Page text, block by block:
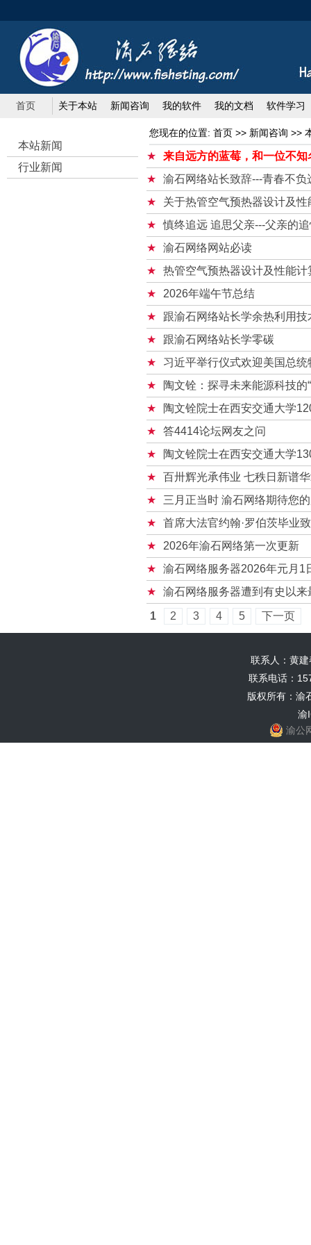
首页 关于本站 新闻咨询 我的软件 我的文档 软件学习
本站新闻
行业新闻
您现在的位置: 首页 >> 新闻咨询 >>
来自远方的蓝莓，和一位不知
渝石网络站长致辞---青春不负
关于热管空气预热器设计及
慎终追远 追思父亲---父亲的
渝石网络网站必读
热管空气预热器设计及性能计
2026年端午节总结
跟渝石网络站长学余热利用技
跟渝石网络站长学零碳
习近平举行仪式欢迎美国总统
陶文铨：探寻未来能源科技的
陶文铨院士在西安交通大学
答4414论坛网友之问
陶文铨院士在西安交通大学
百卅辉光承伟业 七秩日新谱
三月正当时 渝石网络期待您
首席大法官约翰·罗伯茨毕业
2026年渝石网络第一次更新
渝石网络服务器2026年元月1
渝石网络服务器遭到有史以来
1 2 3 4 5 下一页
联系人：黄
联系电话：
版权所有：渝
渝
渝公